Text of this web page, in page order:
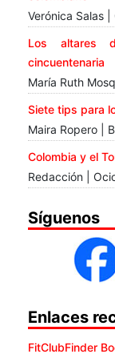
Verónica Salas |
Los altares
cincuentenaria
María Ruth
Siete tips para
Maira Ropero |
Colombia y el
Redacción |
Síguenos
Enlaces
FitClubFinder